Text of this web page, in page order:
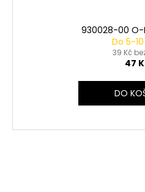
930028-00 O-
Do 5-
39 Kč
47
DO